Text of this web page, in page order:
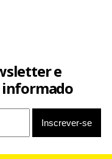
e
informado